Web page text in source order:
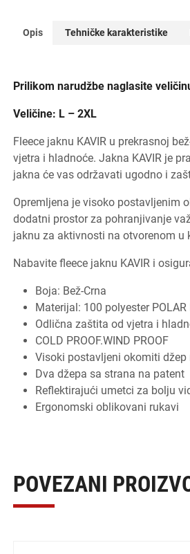
Opis Tehničke karakteristike
Prilikom narudžbe naglasite
Veličine: L – 2XL
Fleece jaknu KAVIR u prekrasnoj
vjetra i hladnoće. Jakna KAVIR je
jakna će vas održavati ugodno i
Opremljena je visoko postavljenim
dodatni prostor za pohranjivanje
jaknu za aktivnosti na otvorenom
Nabavite fleece jaknu KAVIR i
Boja: Bež-Crna
Materijal: 100 polyester POLAR
Odlična zaštita od vjetra i
COLD PROOF.WIND PROOF
Visoki postavljeni okomiti
Dva džepa sa strana na patent
Reflektirajući umetci za bolju
Ergonomski oblikovani rukavi
POVEZANI